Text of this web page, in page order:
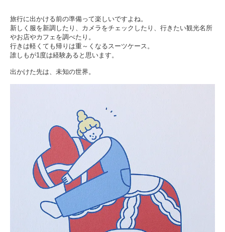
旅行に出かける前の準備って楽しいですよね。
新しく服を新調したり、カメラをチェックしたり、行きたい観光名所
やお店やカフェを調べたり。
行きは軽くても帰りは重～くなるスーツケース。
誰しもが1度は経験あると思います。
出かけた先は、未知の世界。